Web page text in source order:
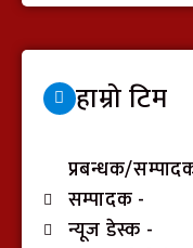
हाम्रो टिम
प्रबन्धक/
सम्पादक -
न्यूज डेस्क -